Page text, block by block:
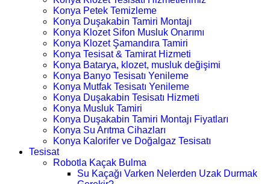
Konya Petek Temizleme
Konya Duşakabin Tamiri Montajı
Konya Klozet Sifon Musluk Onarımı
Konya Klozet Şamandıra Tamiri
Konya Tesisat & Tamirat Hizmeti
Konya Batarya, klozet, musluk değişimi
Konya Banyo Tesisatı Yenileme
Konya Mutfak Tesisatı Yenileme
Konya Duşakabin Tesisatı Hizmeti
Konya Musluk Tamiri
Konya Duşakabin Tamiri Montajı Fiyatları
Konya Su Arıtma Cihazları
Konya Kalorifer ve Doğalgaz Tesisatı
Tesisat
Robotla Kaçak Bulma
Su Kaçağı Varken Nelerden Uzak Durmak